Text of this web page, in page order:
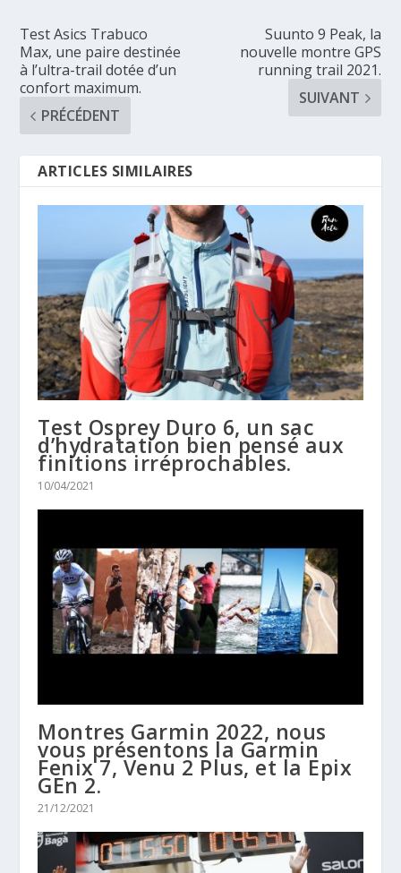
Test Asics Trabuco
Max, une paire destinée
à l’ultra-trail dotée d’un
confort maximum.
PRÉCÉDENT
Suunto 9 Peak, la
nouvelle montre GPS
running trail 2021.
SUIVANT
ARTICLES SIMILAIRES
Test Osprey Duro 6, un sac
d’hydratation bien pensé aux
finitions irréprochables.
10/04/2021
Montres Garmin 2022, nous
vous présentons la Garmin
Fenix 7, Venu 2 Plus, et la Epix
GEn 2.
21/12/2021